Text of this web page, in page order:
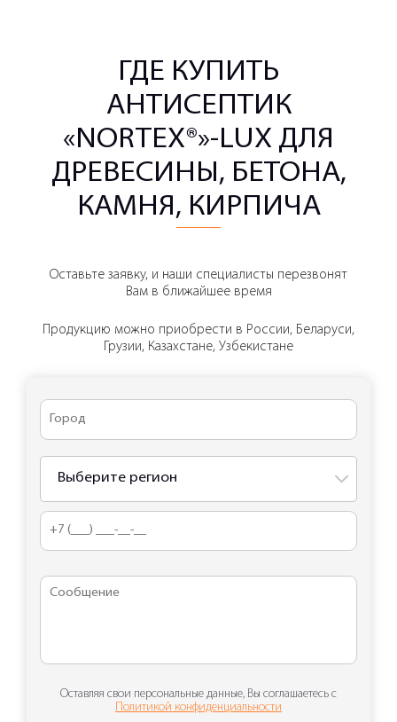
ГДЕ КУПИТЬ
АНТИСЕПТИК
«NORTEX®»-LUX ДЛЯ
ДРЕВЕСИНЫ, БЕТОНА,
КАМНЯ, КИРПИЧА
Оставьте заявку, и наши специалисты перезвонят
Вам в ближайшее время
Продукцию можно приобрести в России, Беларуси,
Грузии, Казахстане, Узбекистане
Выберите регион
Оставляя свои персональные данные, Вы соглашаетесь с
Политикой конфиденциальности